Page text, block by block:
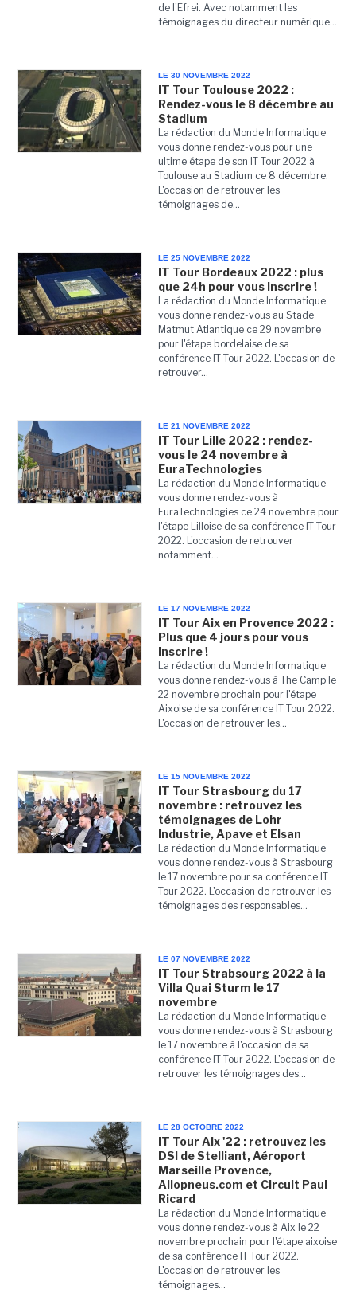
de l'Efrei. Avec notamment les
témoignages du directeur numérique...
LE 30 NOVEMBRE 2022
IT Tour Toulouse 2022 :
Rendez-vous le 8 décembre au
Stadium
La rédaction du Monde Informatique
vous donne rendez-vous pour une
ultime étape de son IT Tour 2022 à
Toulouse au Stadium ce 8 décembre.
L'occasion de retrouver les
témoignages de...
LE 25 NOVEMBRE 2022
IT Tour Bordeaux 2022 : plus
que 24h pour vous inscrire !
La rédaction du Monde Informatique
vous donne rendez-vous au Stade
Matmut Atlantique ce 29 novembre
pour l'étape bordelaise de sa
conférence IT Tour 2022. L'occasion de
retrouver...
LE 21 NOVEMBRE 2022
IT Tour Lille 2022 : rendez-
vous le 24 novembre à
EuraTechnologies
La rédaction du Monde Informatique
vous donne rendez-vous à
EuraTechnologies ce 24 novembre pour
l'étape Lilloise de sa conférence IT Tour
2022. L'occasion de retrouver
notamment...
LE 17 NOVEMBRE 2022
IT Tour Aix en Provence 2022 :
Plus que 4 jours pour vous
inscrire !
La rédaction du Monde Informatique
vous donne rendez-vous à The Camp le
22 novembre prochain pour l'étape
Aixoise de sa conférence IT Tour 2022.
L'occasion de retrouver les...
LE 15 NOVEMBRE 2022
IT Tour Strasbourg du 17
novembre : retrouvez les
témoignages de Lohr
Industrie, Apave et Elsan
La rédaction du Monde Informatique
vous donne rendez-vous à Strasbourg
le 17 novembre pour sa conférence IT
Tour 2022. L'occasion de retrouver les
témoignages des responsables...
LE 07 NOVEMBRE 2022
IT Tour Strabsourg 2022 à la
Villa Quai Sturm le 17
novembre
La rédaction du Monde Informatique
vous donne rendez-vous à Strasbourg
le 17 novembre à l'occasion de sa
conférence IT Tour 2022. L'occasion de
retrouver les témoignages des...
LE 28 OCTOBRE 2022
IT Tour Aix '22 : retrouvez les
DSI de Stelliant, Aéroport
Marseille Provence,
Allopneus.com et Circuit Paul
Ricard
La rédaction du Monde Informatique
vous donne rendez-vous à Aix le 22
novembre prochain pour l'étape aixoise
de sa conférence IT Tour 2022.
L'occasion de retrouver les
témoignages...